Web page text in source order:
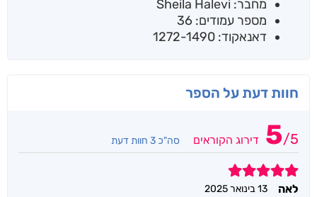
מחבר: Sheila Halevi
מספר עמודים: 36
דאנאקוד: 1272-1490
חוות דעת על הספר
5/5 דירוג הקוראים סה"כ 3 חוות דעת
5
לאה
13 בינואר 2025